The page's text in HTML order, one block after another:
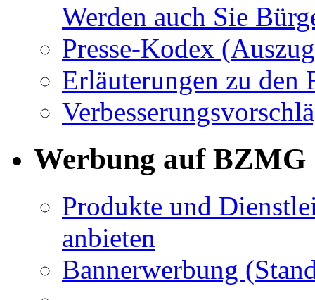
Werden auch Sie
Presse-Kodex
Erläuterungen zu den
Werbung auf BZMG
Produkte und
anbieten
Bannerwerbung